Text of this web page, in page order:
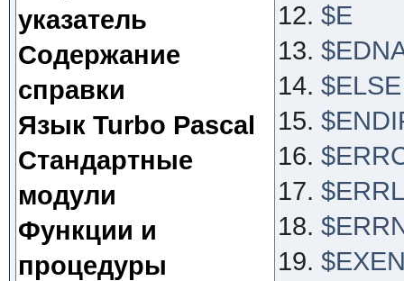
указатель
Содержание
справки
Язык Turbo Pascal
Стандартные
модули
Функции и
процедуры
$E
$ELSE